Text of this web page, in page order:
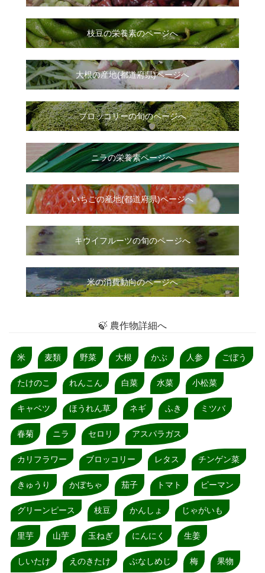
枝豆の栄養素のページへ
大根の産地(都道府県)ページへ
ブロッコリーの旬のページへ
ニラの栄養素ページへ
いちごの産地(都道府県)ページへ
キウイフルーツの旬のページへ
米の消費動向のページへ
🍃 農作物詳細へ
米 麦類 野菜 大根 かぶ 人参 ごぼう
たけのこ れんこん 白菜 水菜 小松菜
キャベツ ほうれん草 ネギ ふき ミツバ
春菊 ニラ セロリ アスパラガス
カリフラワー ブロッコリー レタス チンゲン菜
きゅうり かぼちゃ 茄子 トマト ピーマン
グリーンピース 枝豆 かんしょ じゃがいも
里芋 山芋 玉ねぎ にんにく 生姜
しいたけ えのきたけ ぶなしめじ 梅 果物